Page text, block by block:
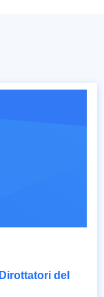
Dirottatori del